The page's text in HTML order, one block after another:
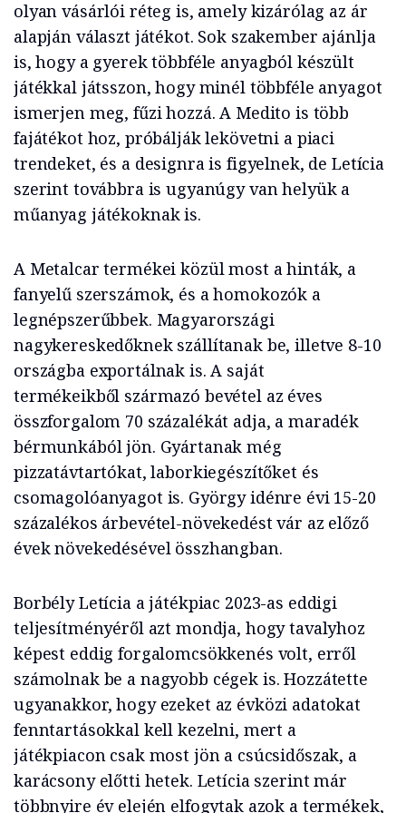
olyan vásárlói réteg is, amely kizárólag az ár
alapján választ játékot. Sok szakember ajánlja
is, hogy a gyerek többféle anyagból készült
játékkal játsszon, hogy minél többféle anyagot
ismerjen meg, fűzi hozzá. A Medito is több
fajátékot hoz, próbálják lekövetni a piaci
trendeket, és a designra is figyelnek, de Letícia
szerint továbbra is ugyanúgy van helyük a
műanyag játékoknak is.
A Metalcar termékei közül most a hinták, a
fanyelű szerszámok, és a homokozók a
legnépszerűbbek. Magyarországi
nagykereskedőknek szállítanak be, illetve 8-10
országba exportálnak is. A saját
termékeikből származó bevétel az éves
összforgalom 70 százalékát adja, a maradék
bérmunkából jön. Gyártanak még
pizzatávtartókat, laborkiegészítőket és
csomagolóanyagot is. György idénre évi 15-20
százalékos árbevétel-növekedést vár az előző
évek növekedésével összhangban.
Borbély Letícia a játékpiac 2023-as eddigi
teljesítményéről azt mondja, hogy tavalyhoz
képest eddig forgalomcsökkenés volt, erről
számolnak be a nagyobb cégek is. Hozzátette
ugyanakkor, hogy ezeket az évközi adatokat
fenntartásokkal kell kezelni, mert a
játékpiacon csak most jön a csúcsidőszak, a
karácsony előtti hetek. Letícia szerint már
többnyire év elején elfogytak azok a termékek,